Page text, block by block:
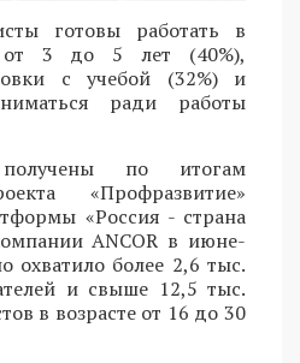
готовы работать в
от 3 до 5 лет (40%),
с учебой (32%) и
ради работы
по итогам
«Профразвитие»
«Россия - страна
ANCOR в июне-
охватило более 2,6 тыс.
и свыше 12,5 тыс.
в возрасте от 16 до 30